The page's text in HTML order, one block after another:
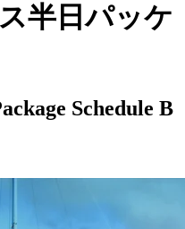
半日パッケ
Schedule B